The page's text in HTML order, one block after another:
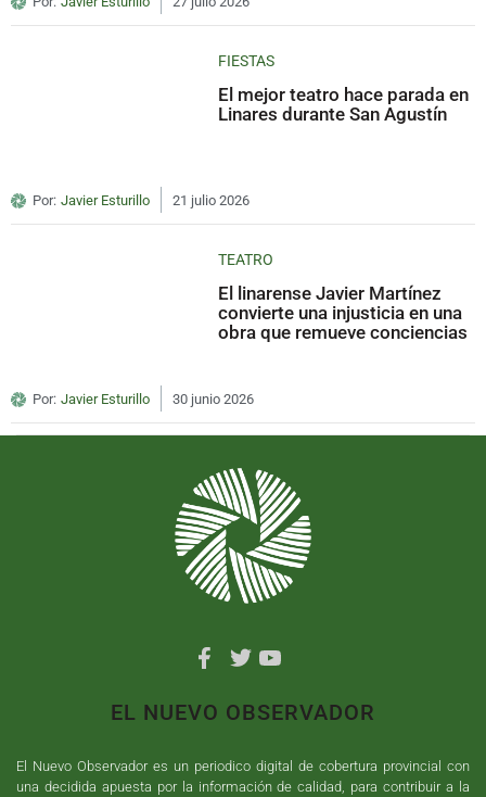
FIESTAS
El mejor teatro hace parada en
Linares durante San Agustín
Por: Javier Esturillo 21 julio 2026
TEATRO
El linarense Javier Martínez
convierte una injusticia en una
obra que remueve conciencias
Por: Javier Esturillo 30 junio 2026
EL NUEVO OBSERVADOR
El Nuevo Observador es un periodico digital de cobertura provincial con
una decidida apuesta por la información de calidad, para contribuir a la